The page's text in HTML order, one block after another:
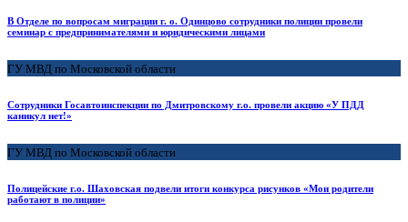
В Отделе по вопросам миграции г. о. Одинцово сотрудники полиции провели
семинар с предпринимателями и юридическими лицами
ГУ МВД по Московской области
Сотрудники Госавтоинспекции по Дмитровскому г.о. провели акцию «У ПДД
каникул нет!»
ГУ МВД по Московской области
Полицейские г.о. Шаховская подвели итоги конкурса рисунков «Мои родители
работают в полиции»